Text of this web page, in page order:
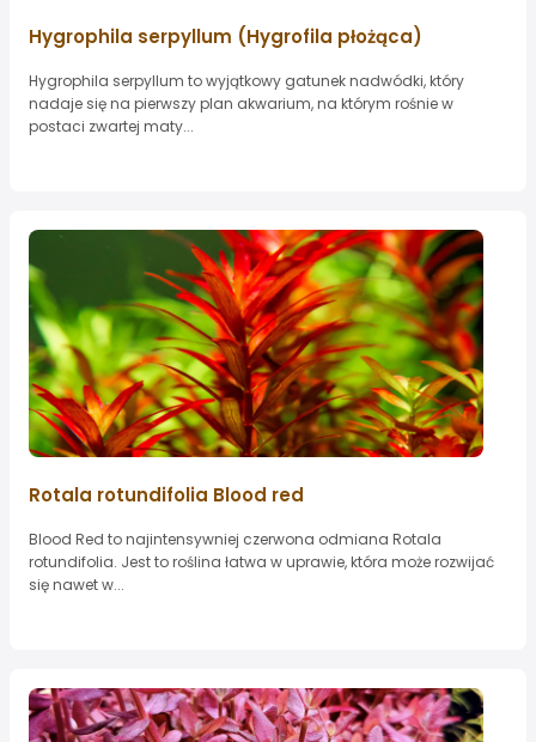
Hygrophila serpyllum (Hygrofila płożąca)
Hygrophila serpyllum to wyjątkowy gatunek nadwódki, który
nadaje się na pierwszy plan akwarium, na którym rośnie w
postaci zwartej maty...
Rotala rotundifolia Blood red
Blood Red to najintensywniej czerwona odmiana Rotala
rotundifolia. Jest to roślina łatwa w uprawie, która może rozwijać
się nawet w...